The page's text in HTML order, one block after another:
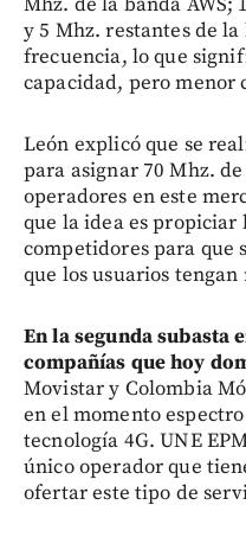
y 5 Mhz. restantes de
frecuencia, lo que
capacidad, pero menor
León explicó que se
para asignar 70 Mhz.
operadores en este
que la idea es propiciar
competidores para que
que los usuarios tengan
En la segunda subasta
compañías que hoy
Movistar y Colombia
en el momento
tecnología 4G. UNE
único operador que
ofertar este tipo de